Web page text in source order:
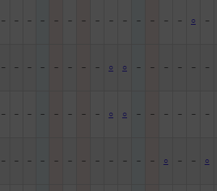
－ － － － － － － － － － － － － － ○ －
－ － － － － － － － ○ ○ － － － － － －
－ － － － － － － － ○ ○ － － － － － －
－ － － － － － － － － － － － ○ － － ○